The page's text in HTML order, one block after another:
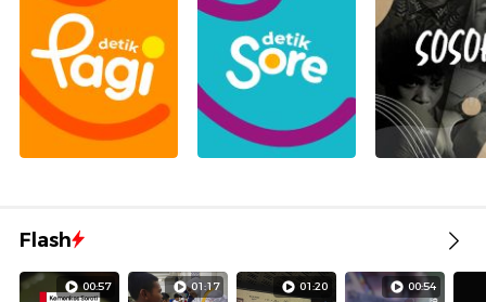
Flash
00:57 01:17 01:20 00:54